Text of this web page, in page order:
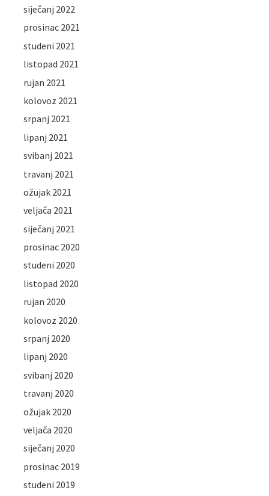
siječanj 2022
prosinac 2021
studeni 2021
listopad 2021
rujan 2021
kolovoz 2021
srpanj 2021
lipanj 2021
svibanj 2021
travanj 2021
ožujak 2021
veljača 2021
siječanj 2021
prosinac 2020
studeni 2020
listopad 2020
rujan 2020
kolovoz 2020
srpanj 2020
lipanj 2020
svibanj 2020
travanj 2020
ožujak 2020
veljača 2020
siječanj 2020
prosinac 2019
studeni 2019